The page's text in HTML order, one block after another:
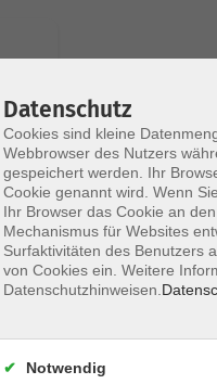
Datenschutz
Cookies sind kleine
Webbrowser des Nutzers
gespeichert werden. Ihr
Cookie genannt wird. Wenn
Ihr Browser das Cookie an
Mechanismus für Websites
Surfaktivitäten des Benutzers
von Cookies ein. Weitere
Datenschutzhinweisen.
Notwendig